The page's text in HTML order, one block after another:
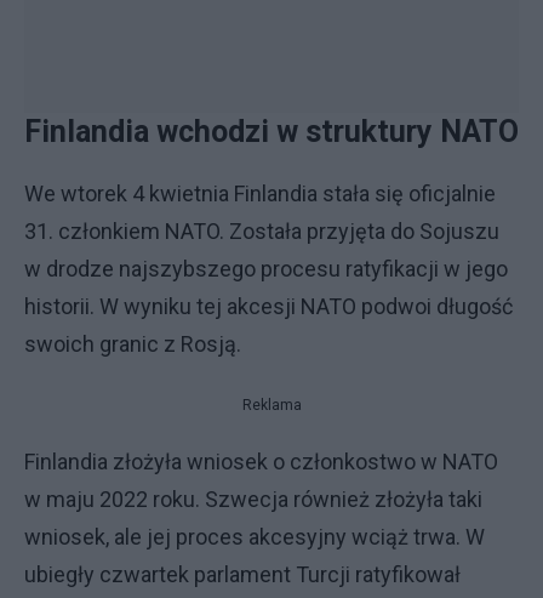
Finlandia wchodzi w struktury NATO
We wtorek 4 kwietnia Finlandia stała się oficjalnie
31. członkiem NATO. Została przyjęta do Sojuszu
w drodze najszybszego procesu ratyfikacji w jego
historii. W wyniku tej akcesji NATO podwoi długość
swoich granic z Rosją.
Reklama
Finlandia złożyła wniosek o członkostwo w NATO
w maju 2022 roku. Szwecja również złożyła taki
wniosek, ale jej proces akcesyjny wciąż trwa. W
ubiegły czwartek parlament Turcji ratyfikował